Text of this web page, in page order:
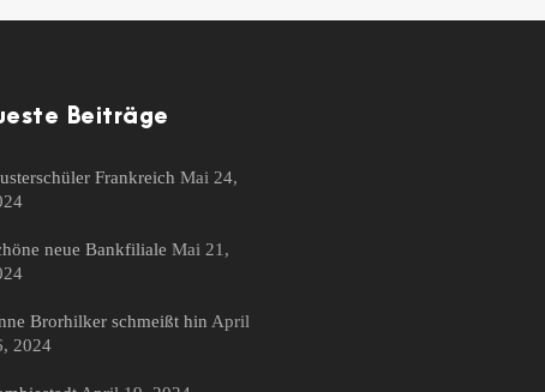
Beiträge
Frankreich Mai 24,
neue Bankfiliale Mai 21,
Brorhilker schmeißt hin April
2024